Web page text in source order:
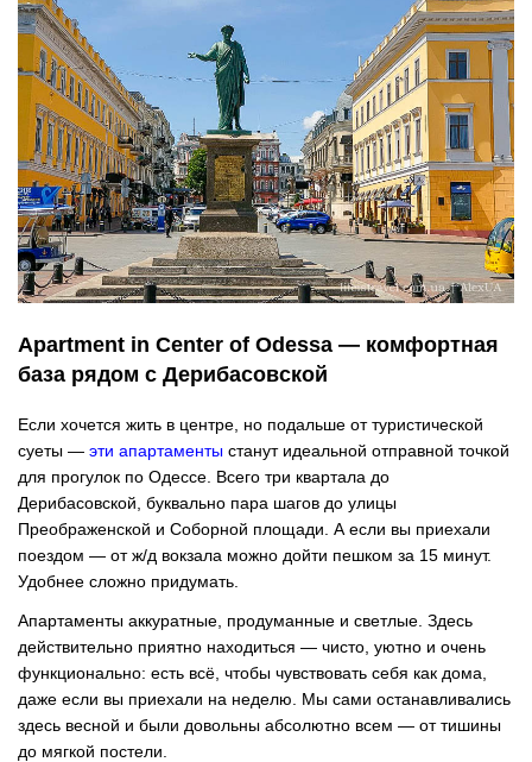
Apartment in Center of Odessa — комфортная
база рядом с Дерибасовской
Если хочется жить в центре, но подальше от туристической
суеты — эти апартаменты станут идеальной отправной точкой
для прогулок по Одессе. Всего три квартала до
Дерибасовской, буквально пара шагов до улицы
Преображенской и Соборной площади. А если вы приехали
поездом — от ж/д вокзала можно дойти пешком за 15 минут.
Удобнее сложно придумать.
Апартаменты аккуратные, продуманные и светлые. Здесь
действительно приятно находиться — чисто, уютно и очень
функционально: есть всё, чтобы чувствовать себя как дома,
даже если вы приехали на неделю. Мы сами останавливались
здесь весной и были довольны абсолютно всем — от тишины
до мягкой постели.